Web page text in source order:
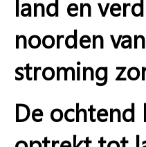
land en
noorden
stroming
De